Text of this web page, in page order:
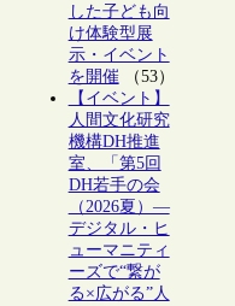
した子ども向
け体験型展
示・イベント
を開催（53）
【イベント】
人間文化研究
機構DH推進
室、「第5回
DH若手の会
（2026夏）―
デジタル・ヒ
ューマニティ
ーズで“繋が
る×広がる”人